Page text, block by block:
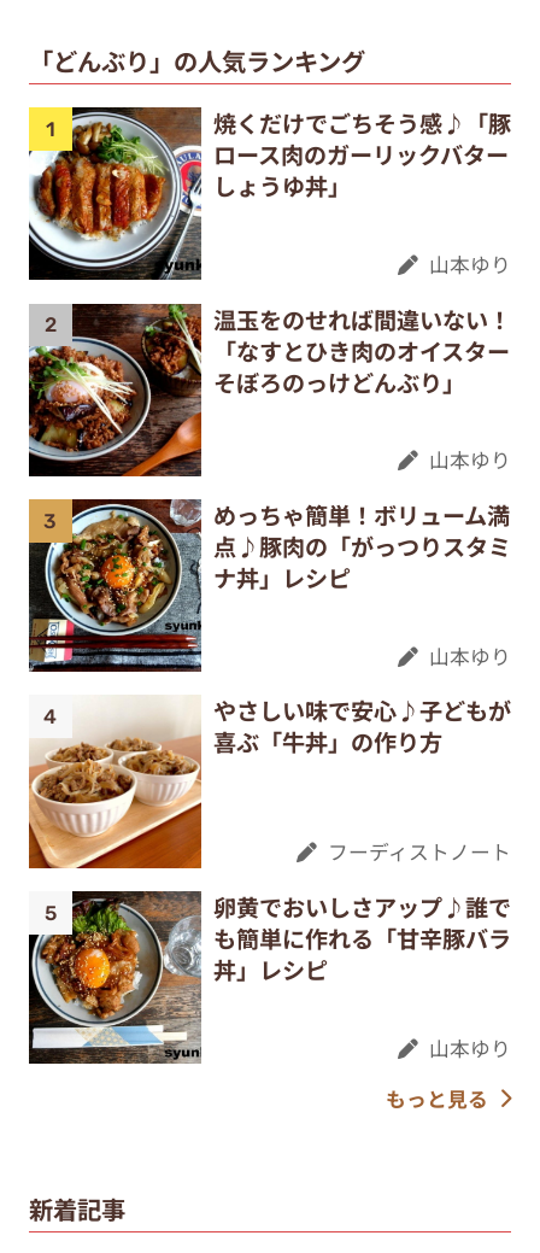
「どんぶり」の人気ランキング
焼くだけでごちそう感♪「豚
ロース肉のガーリックバター
しょうゆ丼」
山本ゆり
温玉をのせれば間違いない！
「なすとひき肉のオイスター
そぼろのっけどんぶり」
山本ゆり
めっちゃ簡単！ボリューム満
点♪豚肉の「がっつりスタミ
ナ丼」レシピ
山本ゆり
やさしい味で安心♪子どもが
喜ぶ「牛丼」の作り方
フーディストノート
卵黄でおいしさアップ♪誰で
も簡単に作れる「甘辛豚バラ
丼」レシピ
山本ゆり
もっと見る
新着記事